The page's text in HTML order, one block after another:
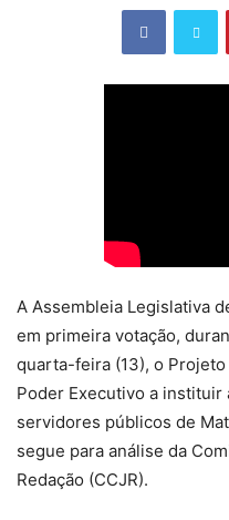
A Assembleia Legislativa
em primeira votação,
quarta-feira (13), o
Poder Executivo a
servidores públicos de
segue para análise da
Redação (CCJR).